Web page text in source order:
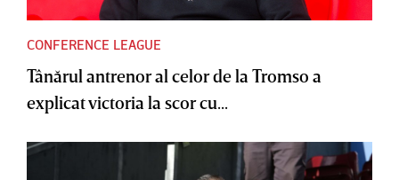
CONFERENCE LEAGUE
Tânărul antrenor al celor de la Tromso a
explicat victoria la scor cu...